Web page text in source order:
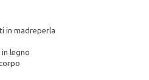
in madreperla
legno